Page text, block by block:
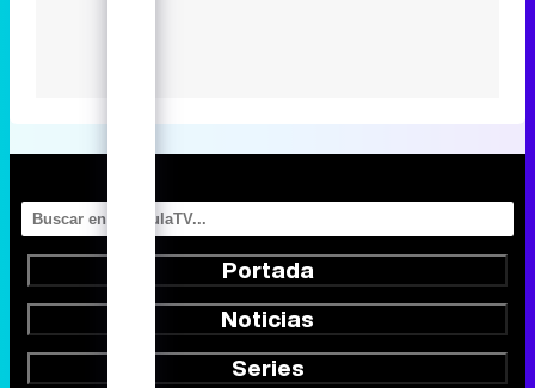
Portada
Noticias
Series